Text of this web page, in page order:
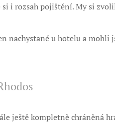
i rozsah pojištění. My si
nachystané u hotelu a mohli
ještě kompletně chráněná